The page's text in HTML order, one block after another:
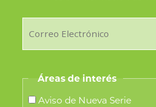
Áreas de interés
Aviso de Nueva Serie